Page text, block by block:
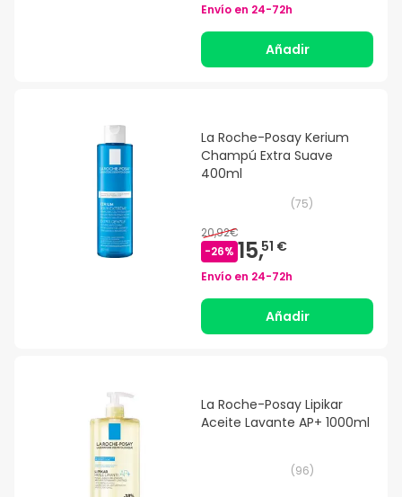
Envío en 24-72h
Añadir
La Roche-Posay Kerium
Champú Extra Suave
400ml
(75)
20,92€
-26% 15,51 €
Envío en 24-72h
Añadir
La Roche-Posay Lipikar
Aceite Lavante AP+ 1000ml
(96)